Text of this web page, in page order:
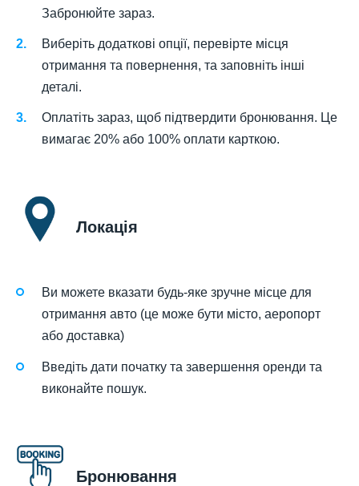
Забронюйте зараз.
Виберіть додаткові опції, перевірте місця
отримання та повернення, та заповніть інші
деталі.
Оплатіть зараз, щоб підтвердити бронювання. Це
вимагає 20% або 100% оплати карткою.
Локація
Ви можете вказати будь-яке зручне місце для
отримання авто (це може бути місто, аеропорт
або доставка)
Введіть дати початку та завершення оренди та
виконайте пошук.
Бронювання